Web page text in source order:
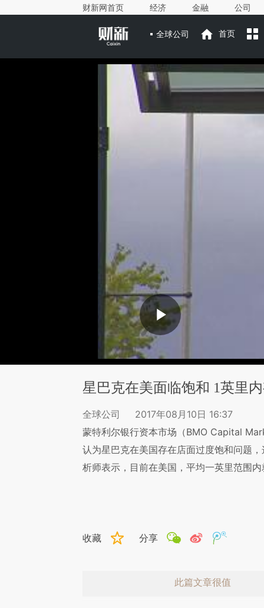
财新网首页 经济 金融 公司
全球公司 首页
星巴克在美面临饱和 1英里
全球公司
2017年08月10日 16:37
蒙特利尔银行资本市场（BMO Capital
认为星巴克在美国存在店面过度饱和问题
析师表示，目前在美国，平均一英里范围
收藏 分享
此篇文章很值